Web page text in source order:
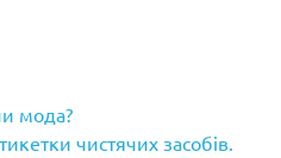
мода?
чистячих засобів.